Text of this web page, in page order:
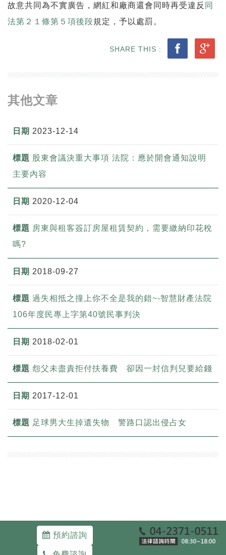
故意共同為不實廣告，網紅和廠商還會同時再受違反 同
法第２１條第５項後段規定，予以處罰。
SHARE THIS :
其他文章
2023-12-14
股東會議決重大事項 法院：應於開會通知說明
主要內容
2020-12-04
房東與租客簽訂房屋租賃契約，需要繳納印花稅
嗎?
2018-09-27
過失相抵之撞上你不全是我的錯~-智慧財產法院
106年度民專上字第40號民事判決
2018-02-01
怨父未盡責拒付扶養費 卻因一封信判兒要給錢
2017-12-01
足球男大生掉遺失物 警路口認出侵占女
預約諮詢